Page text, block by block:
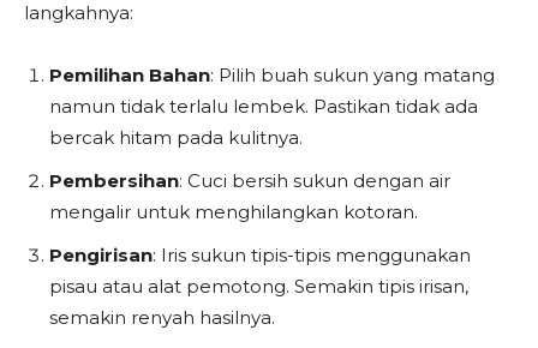
langkahnya:
Pemilihan Bahan: Pilih buah sukun yang matang
namun tidak terlalu lembek. Pastikan tidak ada
bercak hitam pada kulitnya.
Pembersihan: Cuci bersih sukun dengan air
mengalir untuk menghilangkan kotoran.
Pengirisan: Iris sukun tipis-tipis menggunakan
pisau atau alat pemotong. Semakin tipis irisan,
semakin renyah hasilnya.